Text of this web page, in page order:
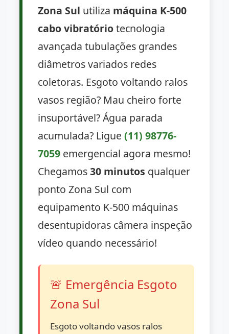
Zona Sul utiliza máquina K-500
cabo vibratóriotecnologia
avançada tubulações grandes
diâmetros variados redes
coletoras. Esgoto voltando ralos
vasos região? Mau cheiro forte
insuportável? Água parada
acumulada? Ligue(11) 98776-
7059 emergencial agora mesmo!
Chegamos30 minutos qualquer
ponto Zona Sul com
equipamento K-500 máquinas
desentupidoras câmera inspeção
vídeo quando necessário!
🚨 Emergência Esgoto
Zona Sul
Esgoto voltando vasos ralos